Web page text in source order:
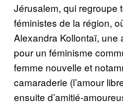
Jérusalem, qui regroupe
féministes de la région,
Alexandra Kollontaï, une
pour un féminisme
femme nouvelle et
camaraderie (l’amour
ensuite d’amitié-